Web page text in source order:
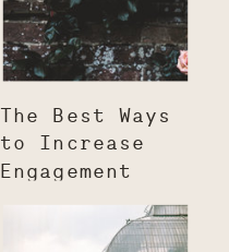
The Best Ways
to Increase
Engagement